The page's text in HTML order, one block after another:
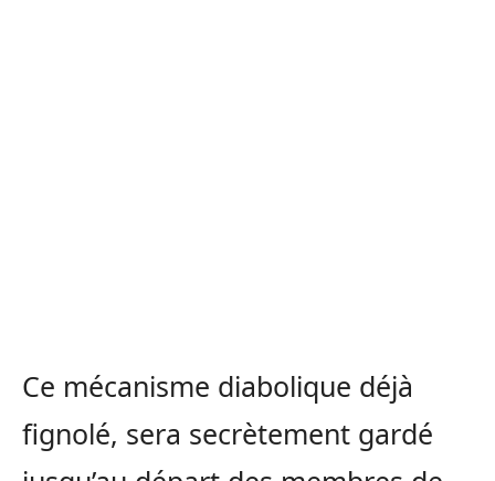
Ce mécanisme diabolique déjà
fignolé, sera secrètement gardé